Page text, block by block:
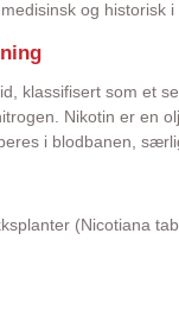
og
klassifisert som et
Nikotin er en
i blodbanen,
(Nicotiana